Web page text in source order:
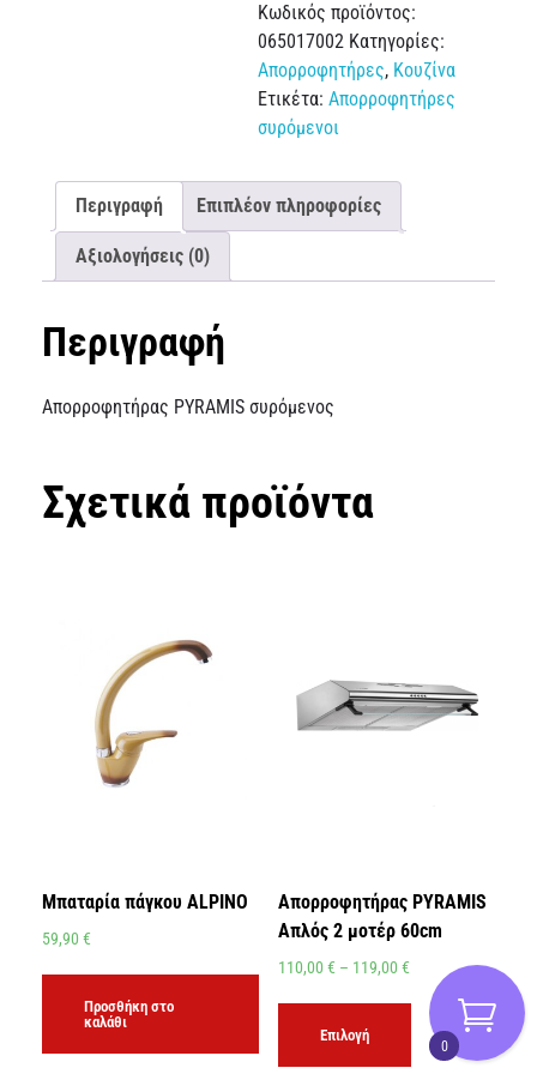
Κωδικός προϊόντος:
065017002 Κατηγορίες:
Απορροφητήρες, Κουζίνα
Ετικέτα: Απορροφητήρες
συρόμενοι
Περιγραφή Επιπλέον πληροφορίες
Αξιολογήσεις (0)
Περιγραφή
Απορροφητήρας PYRAMIS συρόμενος
Σχετικά προϊόντα
Μπαταρία πάγκου ALPINO
59,90 €
Προσθήκη στο
καλάθι
Απορροφητήρας PYRAMIS
Απλός 2 μοτέρ 60cm
110,00 € – 119,00 €
Επιλογή
0